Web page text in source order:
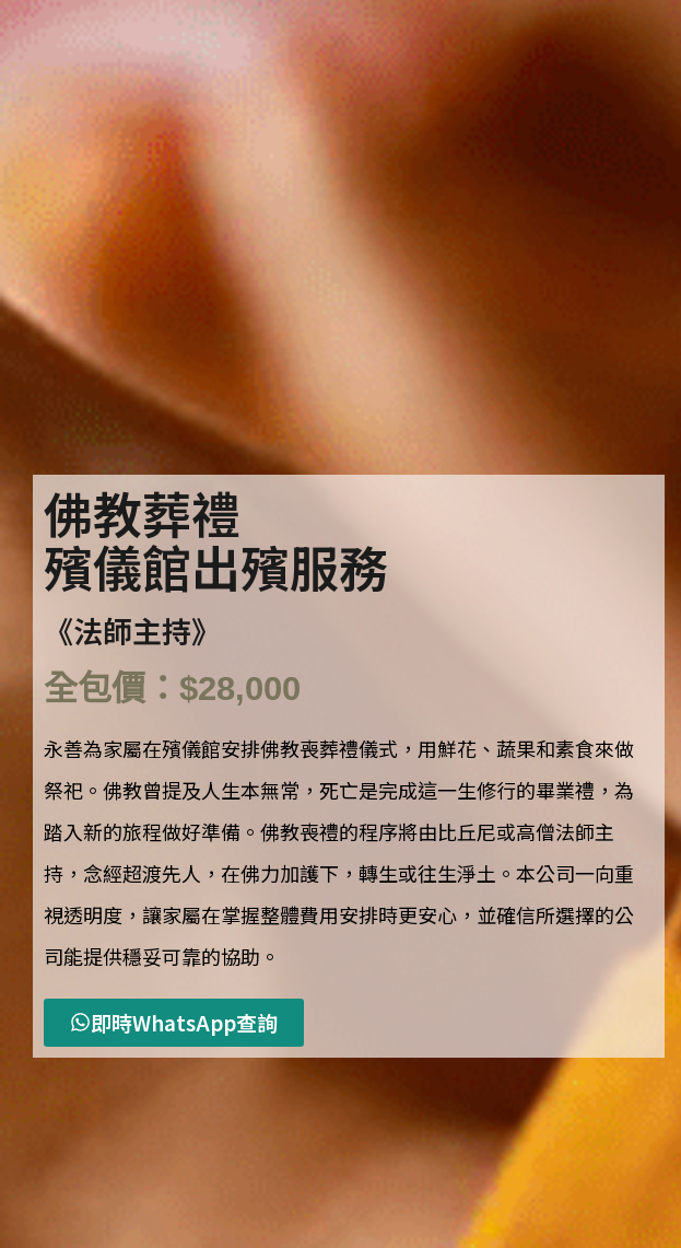
佛教葬禮
殯儀館出殯服務
《法師主持》
全包價：$28,000
永善為家屬在殯儀館安排佛教喪葬禮儀式，用鮮花、蔬果和素食來做
祭祀。佛教曾提及人生本無常，死亡是完成這一生修行的畢業禮，為
踏入新的旅程做好準備。佛教喪禮的程序將由比丘尼或高僧法師主
持，念經超渡先人，在佛力加護下，轉生或往生淨土。本公司一向重
視透明度，讓家屬在掌握整體費用安排時更安心，並確信所選擇的公
司能提供穩妥可靠的協助。
即時WhatsApp查詢